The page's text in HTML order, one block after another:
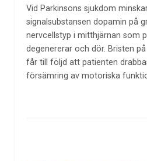
Vid Parkinsons sjukdom
signalsubstansen dopamin på
nervcellstyp i mitthjärnan som
degenererar och dör. Bristen
får till följd att patienten
försämring av motoriska